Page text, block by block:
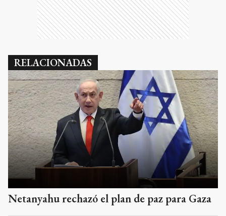
RELACIONADAS
Netanyahu rechazó el plan de paz para Gaza